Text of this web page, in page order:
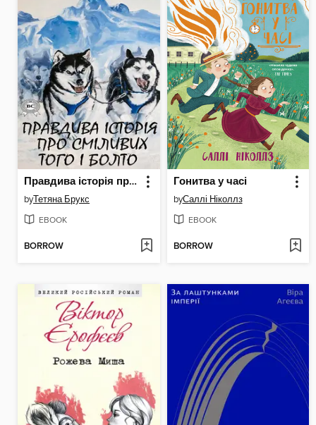
Правдива історія про сміливих Того і Болто
byТетяна Брукс
EBOOK
BORROW
Гонитва у часі
byСаллі Ніколлз
EBOOK
BORROW